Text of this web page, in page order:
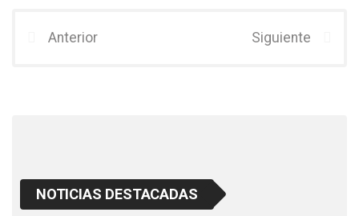
b
er
Anterior Siguiente
NOTICIAS DESTACADAS